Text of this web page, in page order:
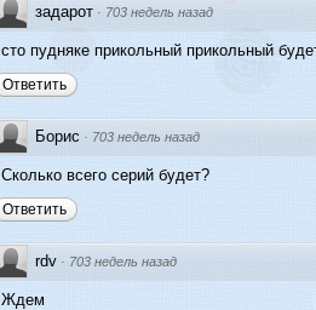
задарот · 703 недель назад
сто пудняке прикольный прикольный
Ответить
Борис · 703 недель назад
Сколько всего серий будет?
Ответить
rdv · 703 недель назад
Ждем